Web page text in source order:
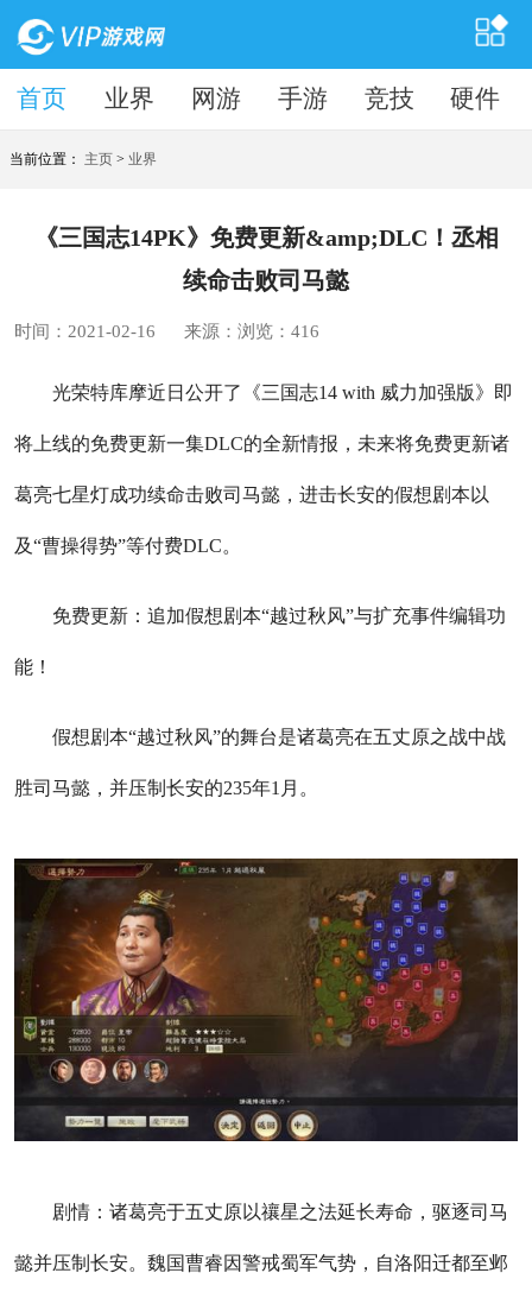
首页 业界 网游 手游 竞技 硬件
首页
当前位置： 主页 >业界
《三国志14PK》免费更新&amp;DLC！丞相
续命击败司马懿
时间：2021-02-16 来源：浏览：416
光荣特库摩近日公开了《三国志14 with 威力加强版》即
将上线的免费更新一集DLC的全新情报，未来将免费更新诸
葛亮七星灯成功续命击败司马懿，进击长安的假想剧本以
及“曹操得势”等付费DLC。
免费更新：追加假想剧本“越过秋风”与扩充事件编辑功
能！
假想剧本“越过秋风”的舞台是诸葛亮在五丈原之战中战
胜司马懿，并压制长安的235年1月。
剧情：诸葛亮于五丈原以禳星之法延长寿命，驱逐司马
懿并压制长安。魏国曹睿因警戒蜀军气势，自洛阳迁都至邺